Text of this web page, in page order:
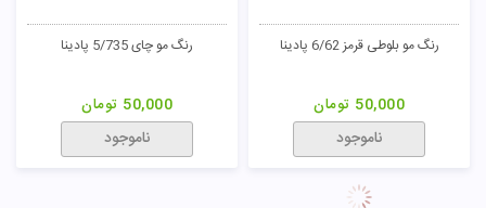
رنگ مو بلوطی قرمز 6/62 پادینا
50,000 تومان
ناموجود
رنگ مو چای 5/735 پادینا
50,000 تومان
ناموجود